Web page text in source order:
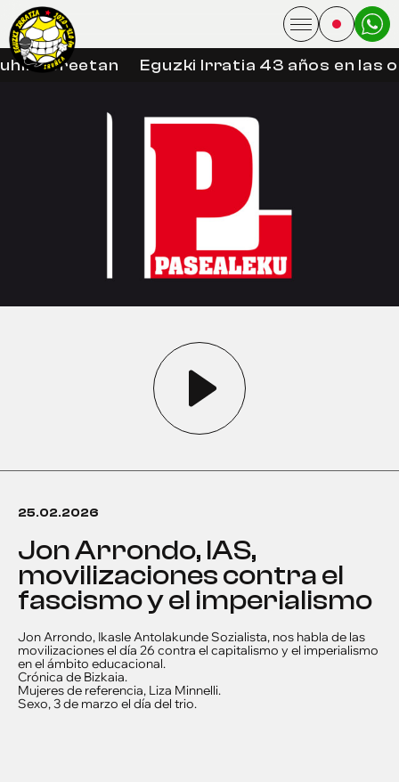
libreetan Eguzki Irratia 43 años en las
25.02.2026
Jon Arrondo, IAS,
movilizaciones contra el
fascismo y el imperialismo
Jon Arrondo, Ikasle Antolakunde Sozialista, nos habla de las
movilizaciones el día 26 contra el capitalismo y el imperialismo
en el ámbito educacional.
Crónica de Bizkaia.
Mujeres de referencia, Liza Minnelli.
Sexo, 3 de marzo el día del trio.